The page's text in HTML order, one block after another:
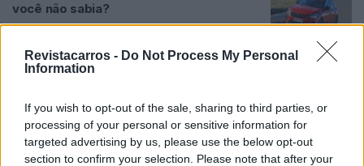
Revistacarros - Do Not Process My Personal
Information
If you wish to opt-out of the sale, sharing to third parties, or
processing of your personal or sensitive information for
targeted advertising by us, please use the below opt-out
section to confirm your selection. Please note that after your
você não sabia?
BYVITOR MENDES 17/04/2025 0
Opel prepara citadino elétrico para
Fábrica de Mangualde iniciou a produção
de viaturas elétricas